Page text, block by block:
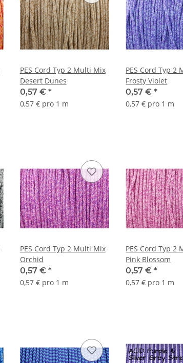
PES Cord Typ 2 Multi Mix
Desert Dunes
0,57 € *
0,57 € pro 1 m
PES Cord Typ 2
Frosty Violet
0,57 €*
0,57 € pro 1 m
PES Cord Typ 2 Multi Mix
Orchid
0,57 € *
0,57 € pro 1 m
PES Cord Typ 2
Pink Blossom
0,57 €*
0,57 € pro 1 m